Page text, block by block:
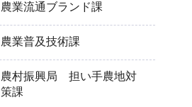
農業流通ブランド課
農業普及技術課
農村振興局 担い手農地対
策課